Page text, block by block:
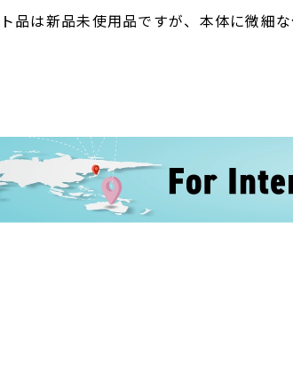
品は新品未使用品ですが、本体に微細